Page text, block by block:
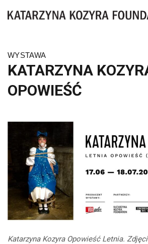
WYSTAWA
KATARZYNA
OPOWIEŚĆ
Katarzyna Kozyra Opowieść Letnia.